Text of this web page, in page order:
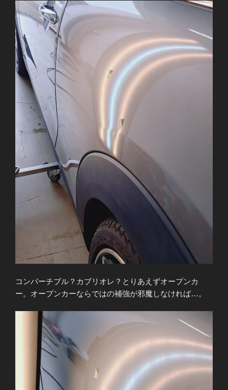
コンバーチブル？カブリオレ？とりあえずオープンカ
ー。オープンカーならではの補強が邪魔しなければ…。